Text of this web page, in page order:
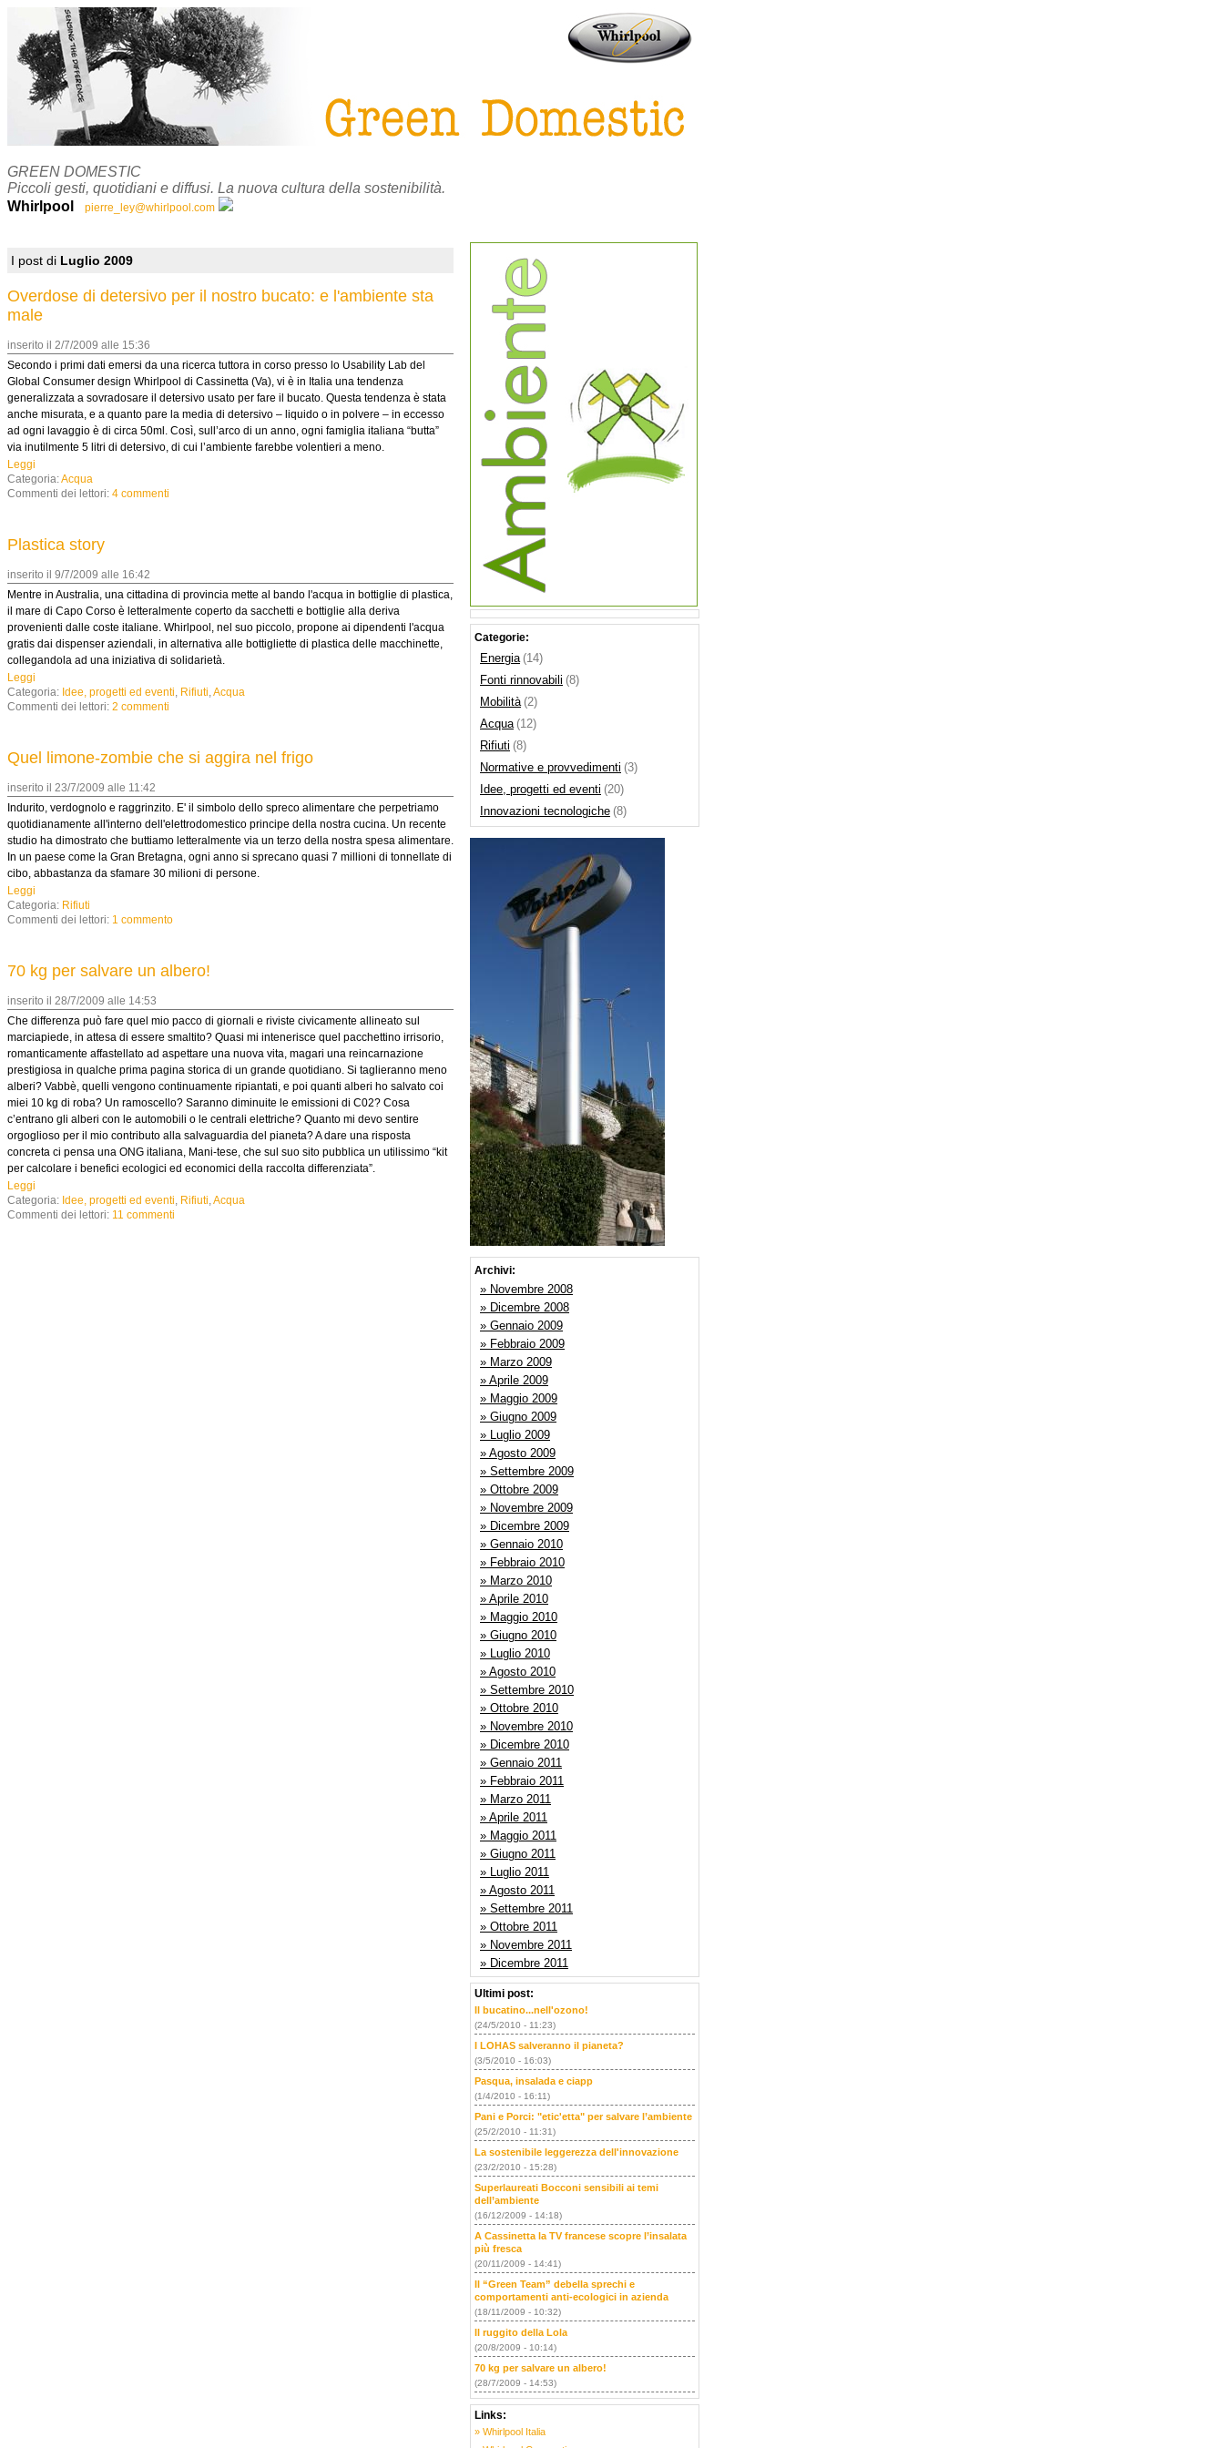
GREEN DOMESTIC
Piccoli gesti, quotidiani e diffusi. La nuova cultura della sostenibilità.
Whirlpool
pierre_ley@whirlpool.com
I post di Luglio 2009
Overdose di detersivo per il nostro bucato: e l'ambiente sta
male
inserito il 2/7/2009 alle 15:36
Secondo i primi dati emersi da una ricerca tuttora in corso presso lo Usability Lab del
Global Consumer design Whirlpool di Cassinetta (Va), vi è in Italia una tendenza
generalizzata a sovradosare il detersivo usato per fare il bucato. Questa tendenza è stata
anche misurata, e a quanto pare la media di detersivo – liquido o in polvere – in eccesso
ad ogni lavaggio è di circa 50ml. Così, sull’arco di un anno, ogni famiglia italiana “butta”
via inutilmente 5 litri di detersivo, di cui l’ambiente farebbe volentieri a meno.
Leggi
Categoria:Acqua
Commenti dei lettori: 4 commenti
Plastica story
inserito il 9/7/2009 alle 16:42
Mentre in Australia, una cittadina di provincia mette al bando l'acqua in bottiglie di plastica,
il mare di Capo Corso è letteralmente coperto da sacchetti e bottiglie alla deriva
provenienti dalle coste italiane. Whirlpool, nel suo piccolo, propone ai dipendenti l'acqua
gratis dai dispenser aziendali, in alternativa alle bottigliette di plastica delle macchinette,
collegandola ad una iniziativa di solidarietà.
Leggi
Categoria: Idee, progetti ed eventi Rifiuti Acqua
Commenti dei lettori: 2 commenti
Quel limone-zombie che si aggira nel frigo
inserito il 23/7/2009 alle 11:42
Indurito, verdognolo e raggrinzito. E' il simbolo dello spreco alimentare che perpetriamo
quotidianamente all'interno dell'elettrodomestico principe della nostra cucina. Un recente
studio ha dimostrato che buttiamo letteralmente via un terzo della nostra spesa alimentare.
In un paese come la Gran Bretagna, ogni anno si sprecano quasi 7 millioni di tonnellate di
cibo, abbastanza da sfamare 30 milioni di persone.
Leggi
Categoria: Rifiuti
Commenti dei lettori: 1 commento
70 kg per salvare un albero!
inserito il 28/7/2009 alle 14:53
Che differenza può fare quel mio pacco di giornali e riviste civicamente allineato sul
marciapiede, in attesa di essere smaltito? Quasi mi intenerisce quel pacchettino irrisorio,
romanticamente affastellato ad aspettare una nuova vita, magari una reincarnazione
prestigiosa in qualche prima pagina storica di un grande quotidiano. Si taglieranno meno
alberi? Vabbè, quelli vengono continuamente ripiantati, e poi quanti alberi ho salvato coi
miei 10 kg di roba? Un ramoscello? Saranno diminuite le emissioni di C02? Cosa
c’entrano gli alberi con le automobili o le centrali elettriche? Quanto mi devo sentire
orgoglioso per il mio contributo alla salvaguardia del pianeta? A dare una risposta
concreta ci pensa una ONG italiana, Mani-tese, che sul suo sito pubblica un utilissimo “kit
per calcolare i benefici ecologici ed economici della raccolta differenziata”.
Leggi
Categoria: Idee, progetti ed eventi Rifiuti Acqua
Commenti dei lettori: 11 commenti
Categorie:
Energia (14)
Fonti rinnovabili (8)
Mobilità (2)
Acqua (12)
Rifiuti (8)
Normative e provvedimenti (3)
Idee, progetti ed eventi (20)
Innovazioni tecnologiche (8)
Archivi:
» Novembre 2008
» Dicembre 2008
» Gennaio 2009
» Febbraio 2009
» Marzo 2009
» Aprile 2009
» Maggio 2009
» Giugno 2009
» Luglio 2009
» Agosto 2009
» Settembre 2009
» Ottobre 2009
» Novembre 2009
» Dicembre 2009
» Gennaio 2010
» Febbraio 2010
» Marzo 2010
» Aprile 2010
» Maggio 2010
» Giugno 2010
» Luglio 2010
» Agosto 2010
» Settembre 2010
» Ottobre 2010
» Novembre 2010
» Dicembre 2010
» Gennaio 2011
» Febbraio 2011
» Marzo 2011
» Aprile 2011
» Maggio 2011
» Giugno 2011
» Luglio 2011
» Agosto 2011
» Settembre 2011
» Ottobre 2011
» Novembre 2011
» Dicembre 2011
Ultimi post:
Il bucatino...nell'ozono!
(24/5/2010 - 11:23)
I LOHAS salveranno il pianeta?
(3/5/2010 - 16:03)
Pasqua, insalada e ciapp
(1/4/2010 - 16:11)
Pani e Porci: "etic'etta" per salvare l’ambiente
(25/2/2010 - 11:31)
La sostenibile leggerezza dell'innovazione
(23/2/2010 - 15:28)
Superlaureati Bocconi sensibili ai temi
dell’ambiente
(16/12/2009 - 14:18)
A Cassinetta la TV francese scopre l’insalata
più fresca
(20/11/2009 - 14:41)
Il “Green Team” debella sprechi e
comportamenti anti-ecologici in azienda
(18/11/2009 - 10:32)
Il ruggito della Lola
(20/8/2009 - 10:14)
70 kg per salvare un albero!
(28/7/2009 - 14:53)
Links:
» Whirlpool Italia